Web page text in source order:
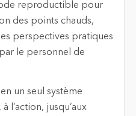
reproductible pour
des points chauds,
perspectives pratiques
le personnel de
un seul système
l’action, jusqu’aux